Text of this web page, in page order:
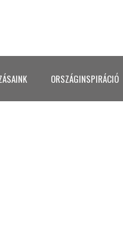
ORSZÁGINSPIRÁCIÓ